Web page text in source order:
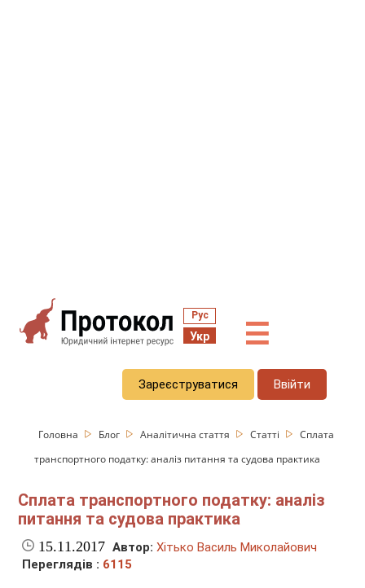
Рус
Укр ☰
Зареєструватися Ввійти
Головна Блог Аналітична стаття Статті
Сплата
транспортного податку: аналіз питання та судова практика
Сплата транспортного податку: аналіз
питання та судова практика
15.11.2017 Автор: Хітько Василь Миколайович
Переглядів : 6115